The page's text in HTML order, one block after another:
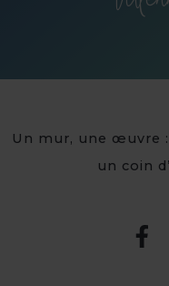
Un mur, une œuvre
un coin